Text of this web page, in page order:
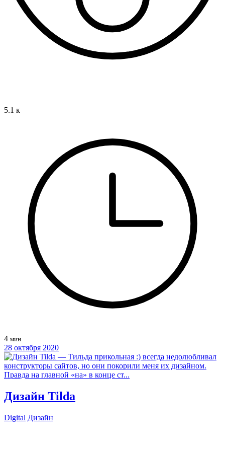
5.1 к
4 мин
28 октября 2020
Дизайн Tilda
Digital Дизайн